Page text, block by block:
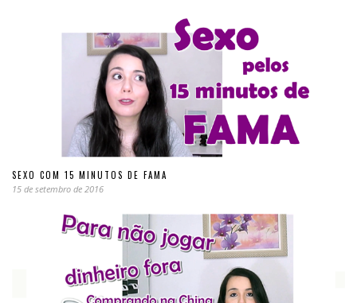
SEXO COM 15 MINUTOS DE FAMA
15 de setembro de 2016